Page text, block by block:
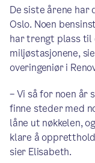
De siste årene har
Oslo. Noen
har trengt plass til
miljøstasjonene,
overingeniør i
– Vi så for noen år
finne steder med
låne ut nøkkelen,
klare å
sier Elisabeth.